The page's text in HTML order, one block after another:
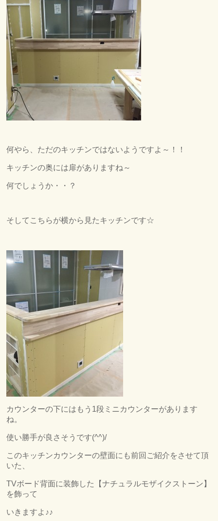
何やら、ただのキッチンではないようですよ～！！
キッチンの奥には扉がありますね～
何でしょうか・・？
そしてこちらが横から見たキッチンです☆
カウンターの下にはもう1段ミニカウンターがあります
ね。
使い勝手が良さそうです(^^)/
このキッチンカウンターの壁面にも前回ご紹介をさせて頂
いた、
TVボード背面に装飾した【ナチュラルモザイクストーン】
を飾って
いきますよ♪♪